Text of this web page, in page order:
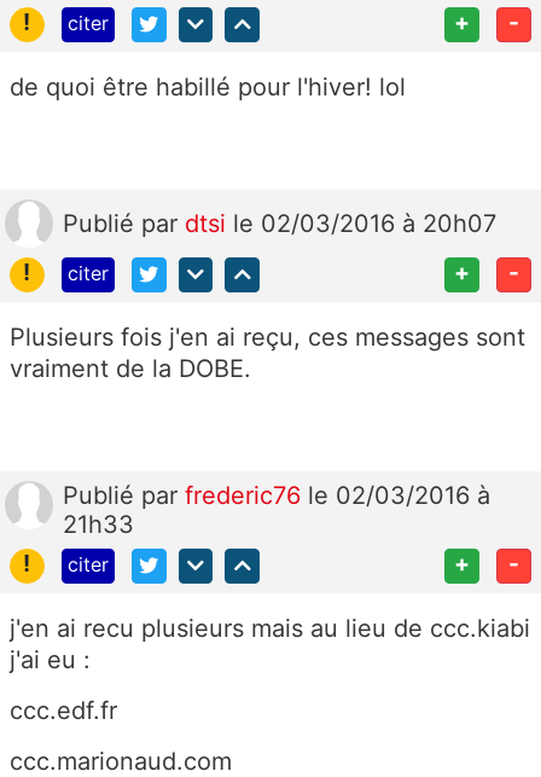
!
citer + -
de quoi être habillé pour l'hiver! lol
Publié par dtsi le 02/03/2016 à 20h07
!
citer + -
Plusieurs fois j'en ai reçu, ces messages sont
vraiment de la DOBE.
Publié par frederic76 le 02/03/2016 à
21h33
!
citer + -
j'en ai recu plusieurs mais au lieu de ccc.kiabi
j'ai eu :
ccc.edf.fr
ccc.marionaud.com